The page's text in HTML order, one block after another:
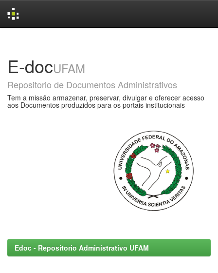
E-docUFAM
Repositorio de Documentos Administrativos
Tem a missão armazenar, preservar, divulgar e oferecer acesso
aos Documentos produzidos para os portais institucionais
Edoc - Repositorio Administrativo UFAM